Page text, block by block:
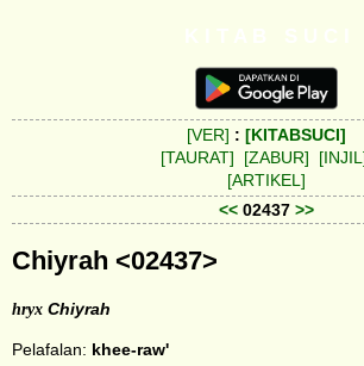
[VER] : [KITABSUCI]
[TAURAT]
[ZABUR]
[ARTIKEL]
<< 02437 >>
Chiyrah <02437>
hryx Chiyrah
Pelafalan: khee-raw'